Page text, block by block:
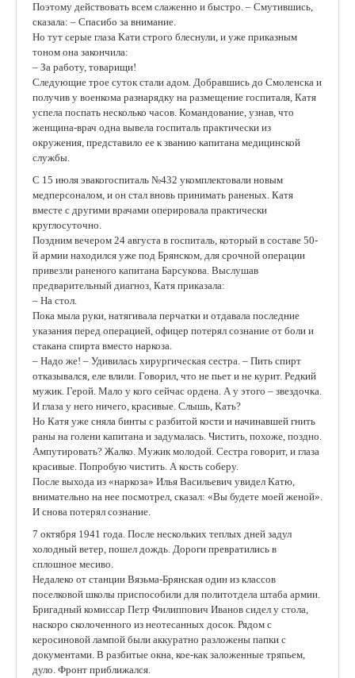
Поэтому действовать всем слаженно и быстро. – Смутившись,
сказала: – Спасибо за внимание.
Но тут серые глаза Кати строго блеснули, и уже приказным
тоном она закончила:
– За работу, товарищи!
Следующие трое суток стали адом. Добравшись до Смоленска и
получив у военкома разнарядку на размещение госпиталя, Катя
успела поспать несколько часов. Командование, узнав, что
женщина-врач одна вывела госпиталь практически из
окружения, представило ее к званию капитана медицинской
службы.
С 15 июля эвакогоспиталь №432 укомплектовали новым
медперсоналом, и он стал вновь принимать раненых. Катя
вместе с другими врачами оперировала практически
круглосуточно.
Поздним вечером 24 августа в госпиталь, который в составе 50-
й армии находился уже под Брянском, для срочной операции
привезли раненого капитана Барсукова. Выслушав
предварительный диагноз, Катя приказала:
– На стол.
Пока мыла руки, натягивала перчатки и отдавала последние
указания перед операцией, офицер потерял сознание от боли и
стакана спирта вместо наркоза.
– Надо же! – Удивилась хирургическая сестра. – Пить спирт
отказывался, еле влили. Говорил, что не пьет и не курит. Редкий
мужик. Герой. Мало у кого сейчас ордена. А у этого – звездочка.
И глаза у него ничего, красивые. Слышь, Кать?
Но Катя уже сняла бинты с разбитой кости и начинавшей гнить
раны на голени капитана и задумалась. Чистить, похоже, поздно.
Ампутировать? Жалко. Мужик молодой. Сестра говорит, и глаза
красивые. Попробую чистить. А кость соберу.
После выхода из «наркоза» Илья Васильевич увидел Катю,
внимательно на нее посмотрел, сказал: «Вы будете моей женой».
И снова потерял сознание.
7 октября 1941 года. После нескольких теплых дней задул
холодный ветер, пошел дождь. Дороги превратились в
сплошное месиво.
Недалеко от станции Вязьма-Брянская один из классов
поселковой школы приспособили для политотдела штаба армии.
Бригадный комиссар Петр Филиппович Иванов сидел у стола,
наскоро сколоченного из неотесанных досок. Рядом с
керосиновой лампой были аккуратно разложены папки с
документами. В разбитые окна, кое-как заложенные тряпьем,
дуло. Фронт приближался.